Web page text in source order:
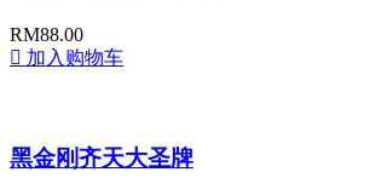
RM88.00
加入购物车
黑金刚齐天大圣牌